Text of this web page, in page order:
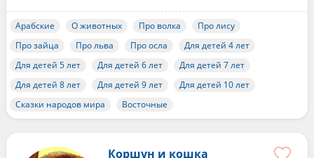
Арабские О животных Про волка
Про лису
Про зайца
Про льва Про осла
Для детей 4 лет
Для детей 5 лет
Для детей 6 лет
Для детей 7 лет
Для детей 8 лет
Для детей 9 лет
Для детей 10 лет
Сказки народов мира
Восточные
Коршун и кошка